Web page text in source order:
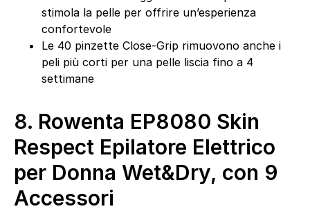
stimola la pelle per offrire un’esperienza
confortevole
Le 40 pinzette Close-Grip rimuovono anche i
peli più corti per una pelle liscia fino a 4
settimane
8. Rowenta EP8080 Skin
Respect Epilatore Elettrico
per Donna Wet&Dry, con 9
Accessori